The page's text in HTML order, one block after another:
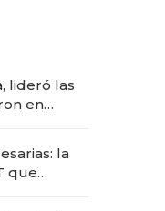
lideró las
en
la
que